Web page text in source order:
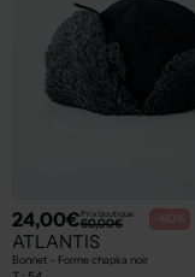
24,00€Prix boutique :
60,00€ -60%
ATLANTIS
Bonnet - Forme chapka noir